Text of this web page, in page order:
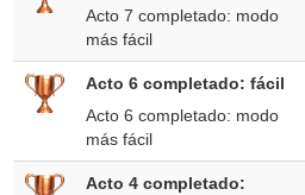
Acto 7 completado: modo
más fácil
Acto 6 completado: fácil
Acto 6 completado: modo
más fácil
Acto 4 completado: